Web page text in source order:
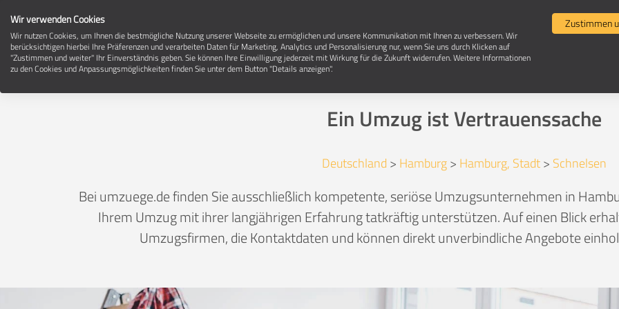
Umzugsunternehmen in 22455 Hamburg-
Ein Umzug ist Vertrauenssache
Deutschland > Hamburg> Hamburg, Stadt> Schnelsen
Bei umzuege.de finden Sie ausschließlich kompetente, seriöse Umzugsunternehmen in
Ihrem Umzug mit ihrer langjährigen Erfahrung tatkräftig unterstützen. Auf einen Blick
Umzugsfirmen, die Kontaktdaten und können direkt unverbindliche Angebote
Wir verwenden Cookies
Wir nutzen Cookies, um Ihnen die bestmögliche Nutzung unserer Webseite zu ermöglichen und unsere Kommunikation mit Ihnen zu verbessern. Wir
berücksichtigen hierbei Ihre Präferenzen und verarbeiten Daten für Marketing, Analytics und Personalisierung nur, wenn Sie uns durch Klicken auf
"Zustimmen und weiter" Ihr Einverständnis geben. Sie können Ihre Einwilligung jederzeit mit Wirkung für die Zukunft widerrufen. Weitere Informationen
zu den Cookies und Anpassungsmöglichkeiten finden Sie unter dem Button "Details anzeigen".
Zustimmen